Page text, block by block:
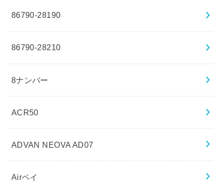
86790-28190
86790-28210
8ナンバー
ACR50
ADVAN NEOVA AD07
Airペイ